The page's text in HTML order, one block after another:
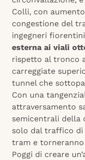
Colli, con
congestione del
ingegneri
esterna ai viali
rispetto al tronco
carreggiate
tunnel che
Con una
attraversamento
semicentrali della
solo dal traffico di
tram e
Poggi di creare